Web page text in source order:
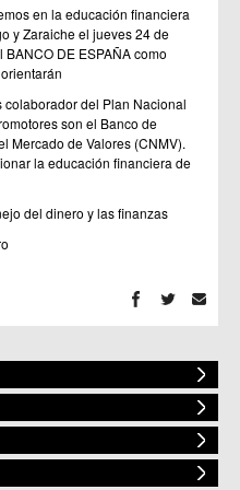
en la educación financiera
y Zaraiche el jueves 24 de
DE ESPAÑA como
colaborador del Plan Nacional
son el Banco de
Mercado de Valores (CNMV).
la educación financiera de
del dinero y las finanzas